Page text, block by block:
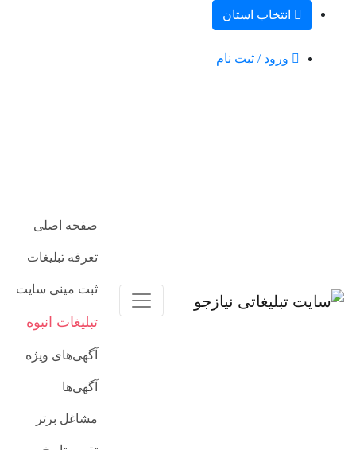
ورود / ثبت نام
صفحه اصلی
تعرفه تبلیغات
ثبت مینی سایت
تبلیغات انبوه
آگهی‌های ویژه
آگهی‌ها
مشاغل برتر